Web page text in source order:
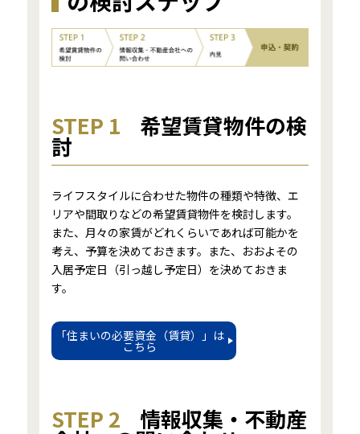
STEP 1 希望賃貸物件の検
討
ライフスタイルに合わせた物件の種類や特徴、エ
リアや間取りなどの希望賃貸物件を検討します。
また、月々の家賃がどれくらいであれば可能かを
考え、予算を決めておきます。また、おおよその
入居予定日（引っ越し予定日）を決めておきま
す。
「住まいの必要資金（賃貸）」は
こちら
STEP 2 情報収集・不動産